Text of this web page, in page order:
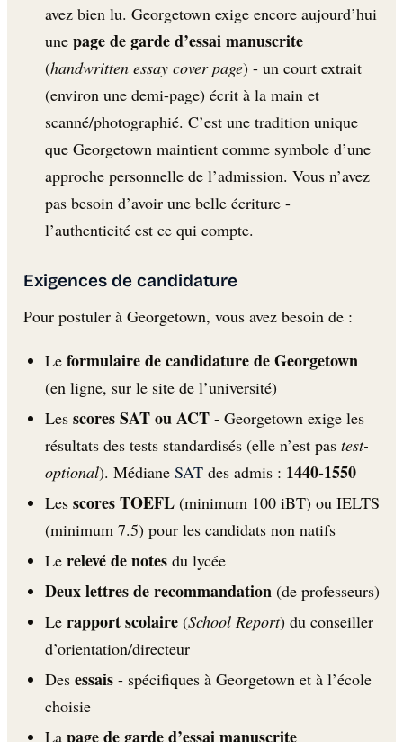
avez bien lu. Georgetown exige encore aujourd’hui
une page de garde d’essai manuscrite
(handwritten essay cover page) - un court extrait
(environ une demi-page) écrit à la main et
scanné/photographié. C’est une tradition unique
que Georgetown maintient comme symbole d’une
approche personnelle de l’admission. Vous n’avez
pas besoin d’avoir une belle écriture -
l’authenticité est ce qui compte.
Exigences de candidature
Pour postuler à Georgetown, vous avez besoin de :
Le formulaire de candidature de Georgetown
(en ligne, sur le site de l’université)
Les scores SAT ou ACT- Georgetown exige les
résultats des tests standardisés (elle n’est pas test-
optional). Médiane SATdes admis : 1440-1550
Les scores TOEFL(minimum 100 iBT) ou IELTS
(minimum 7.5) pour les candidats non natifs
Le relevé de notesdu lycée
Deux lettres de recommandation(de professeurs)
Le rapport scolaire(School Report) du conseiller
d’orientation/directeur
Des essais- spécifiques à Georgetown et à l’école
choisie
La page de garde d’essai manuscrite